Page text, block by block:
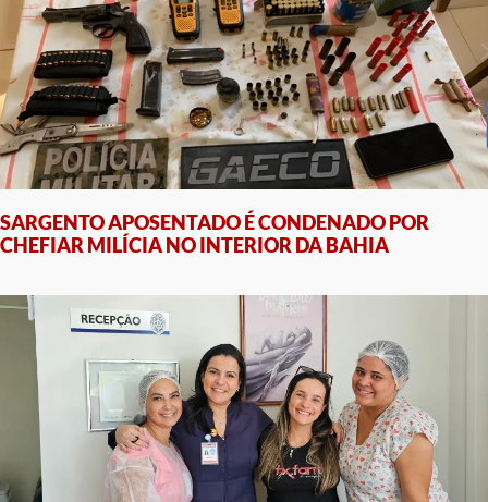
SARGENTO APOSENTADO É CONDENADO POR
CHEFIAR MILÍCIA NO INTERIOR DA BAHIA